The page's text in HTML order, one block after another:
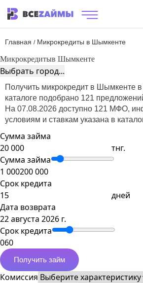
Главная / Микрокредиты в Шымкенте
Микрокредитыв Шымкенте
Выбрать город...
Получить микрокредит в Шымкенте
каталоге подобрано 121
На 07.08.2026 доступно 121 МФО,
условиям и ставкам указана в
Сумма займа
тнг.
Сумма займа
1 000200 000
Срок кредита
дней
Дата возврата
22 августа 2026 г.
Срок кредита
060
Получить займ
Комиссия